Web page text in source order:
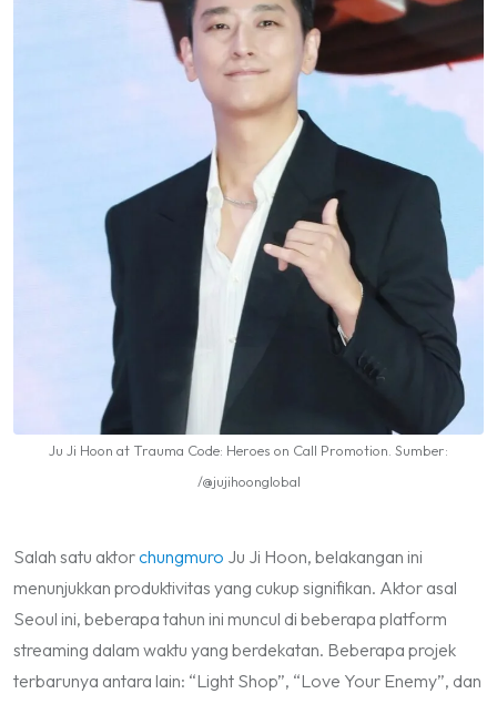
Ju Ji Hoon at Trauma Code: Heroes on Call Promotion. Sumber:
/@jujihoonglobal
Salah satu aktorchungmuro Ju Ji Hoon, belakangan ini
menunjukkan produktivitas yang cukup signifikan. Aktor asal
Seoul ini, beberapa tahun ini muncul di beberapa platform
streaming dalam waktu yang berdekatan. Beberapa projek
terbarunya antara lain: “Light Shop”, “Love Your Enemy”, dan